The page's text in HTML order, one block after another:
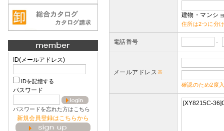
ID(メールアドレス)
IDを記憶する
パスワード
パスワードを忘れた方はこちら
新規会員登録はこちらから
建物・マンシ
住所は2つに分
電話番号 -
メールアドレス※
確認のため2度